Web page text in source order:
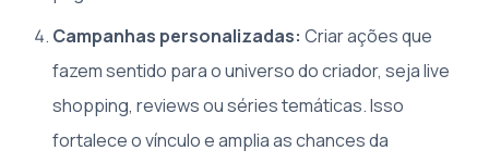
Campanhas personalizadas: Criar ações que
fazem sentido para o universo do criador, seja live
shopping, reviews ou séries temáticas. Isso
fortalece o vínculo e amplia as chances da